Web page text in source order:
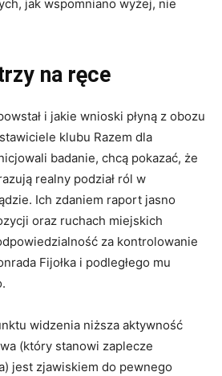
jak wspomniano wyżej, nie
na ręce
i jakie wnioski płyną z obozu
klubu Razem dla
badanie, chcą pokazać, że
realny podział ról w
Ich zdaniem raport jasno
oraz ruchach miejskich
za kontrolowanie
Fijołka i podległego mu
widzenia niższa aktywność
(który stanowi zaplecze
jest zjawiskiem do pewnego